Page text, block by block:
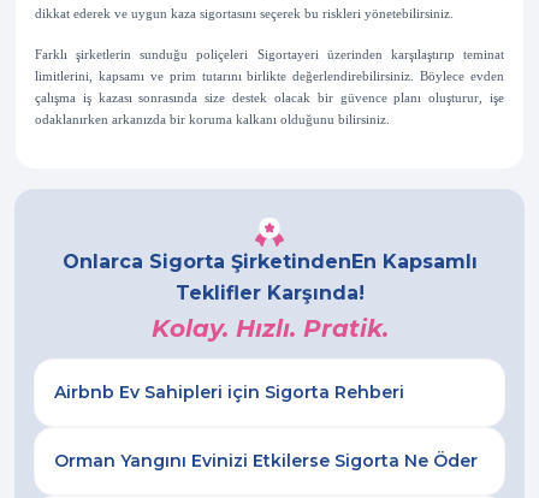
Onlarca Sigorta ŞirketindenEn Kapsamlı
Teklifler Karşında!
Kolay. Hızlı. Pratik.
Airbnb Ev Sahipleri için Sigorta Rehberi
Orman Yangını Evinizi Etkilerse Sigorta Ne Öder
dikkat ederek ve uygun kaza sigortasını seçerek bu riskleri yönetebilirsiniz.
Farklı şirketlerin sunduğu poliçeleri Sigortayeri üzerinden karşılaştırıp teminat
limitlerini, kapsamı ve prim tutarını birlikte değerlendirebilirsiniz. Böylece evden
çalışma iş kazası sonrasında size destek olacak bir güvence planı oluşturur, işe
odaklanırken arkanızda bir koruma kalkanı olduğunu bilirsiniz.